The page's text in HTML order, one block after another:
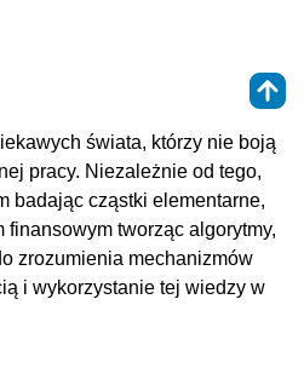
świata, którzy nie boją
pracy. Niezależnie od tego,
badając cząstki elementarne,
tworząc algorytmy,
zrozumienia mechanizmów
i wykorzystanie tej wiedzy w